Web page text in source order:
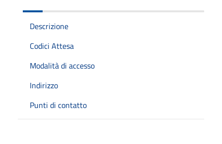
Descrizione
Codici Attesa
Modalità di accesso
Indirizzo
Punti di contatto